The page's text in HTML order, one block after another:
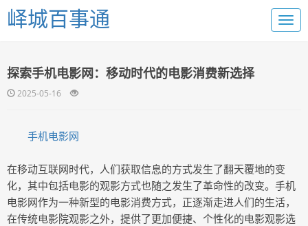
峄城百事通
探索手机电影网：移动时代的电影消费新选择
2025-05-16
手机电影网
在移动互联网时代，人们获取信息的方式发生了翻天覆地的变
化，其中包括电影的观影方式也随之发生了革命性的改变。手机
电影网作为一种新型的电影消费方式，正逐渐走进人们的生活，
在传统电影院观影之外，提供了更加便捷、个性化的电影观影选